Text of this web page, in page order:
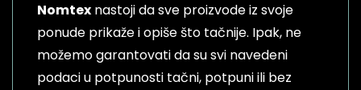
Nomtex nastoji da sve proizvode iz svoje
ponude prikaže i opiše što tačnije. Ipak, ne
možemo garantovati da su svi navedeni
podaci u potpunosti tačni, potpuni ili bez